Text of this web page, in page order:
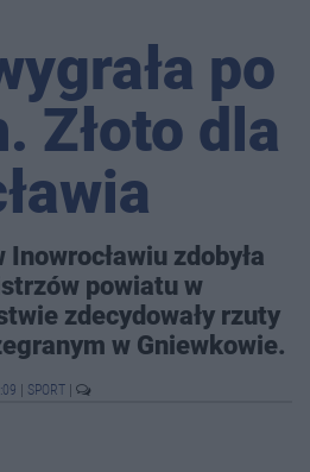
po
Złoto dla
Inowrocławiu zdobyła
powiatu w
zdecydowały rzuty
w Gniewkowie.
SPORT